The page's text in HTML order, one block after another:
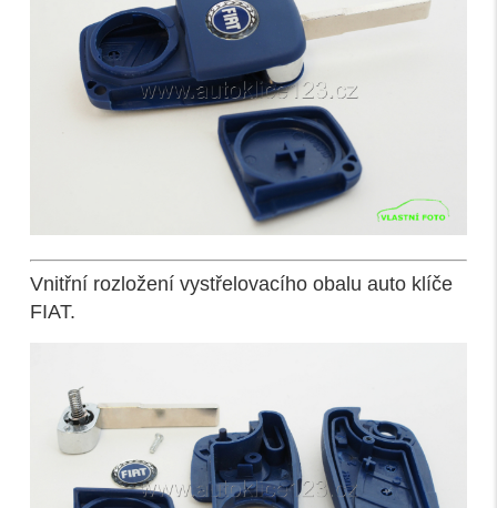
Vnitřní rozložení vystřelovacího obalu auto klíče
FIAT.